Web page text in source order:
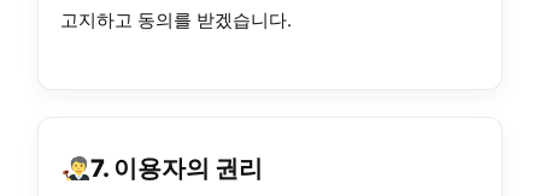
고지하고 동의를 받겠습니다.
7. 이용자의 권리